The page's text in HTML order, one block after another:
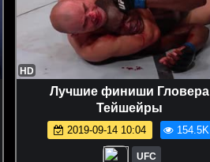
HD
Лучшие финиши Гловера
Тейшейры
2019-09-14 10:04 154.5K
UFC